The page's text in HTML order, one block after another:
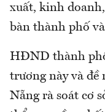
xuất, kinh
bàn thành phố
HĐND thành
trương này và
Nẵng rà soát cơ